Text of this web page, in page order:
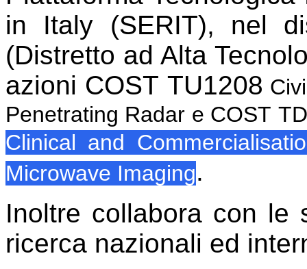
in Italy (SERIT), nel
(Distretto ad Alta
azioni COST TU1208
Penetrating Radar e COST
Clinical and
Microwave Imaging.
Inoltre collabora con le
ricerca nazionali ed